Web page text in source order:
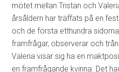
mötet mellan Tristan och
årsåldern har träffats på en
och de första etthundra
framfrågar, observerar och
Valeria visar sig ha en
en framfrågande kvinna. Det